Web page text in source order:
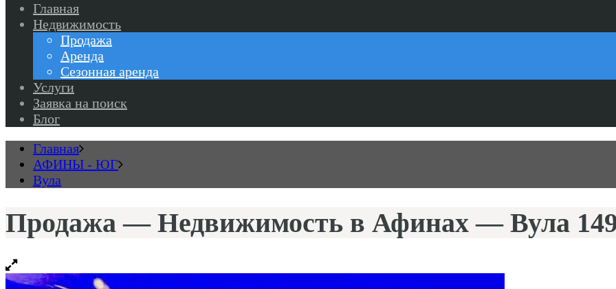
Главная
Недвижимость
Продажа
Аренда
Сезонная аренда
Услуги
Заявка на поиск
Блог
Главная
АФИНЫ - ЮГ
Вула
Продажа — Недвижимость в Афинах — Вула